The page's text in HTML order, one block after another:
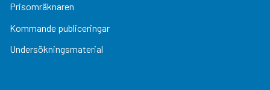
Prisomräknaren
Kommande publiceringar
Undersökningsmaterial